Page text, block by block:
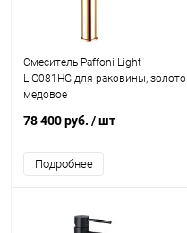
Смеситель Paffoni Light
LIG081HG для раковины, золото
медовое
78 400 руб. / шт
Подробнее